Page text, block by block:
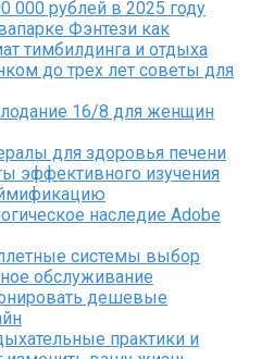
000 рублей в 2025 году
Фэнтези как
тимбилдинга и отдыха
до трех лет советы для
16/8 для женщин
для здоровья печени
эффективного изучения
наследие Adobe
системы выбор
обслуживание
дешевые
практики и